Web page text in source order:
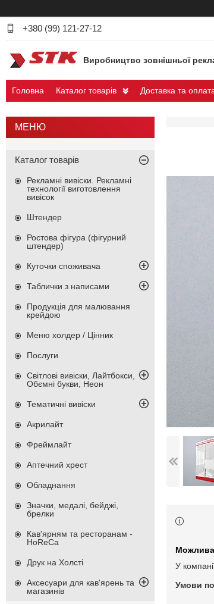
+380 (99) 121-27-12
Виробництво зовнішньої
Головна Каталог товарів Доставка та
У
Каталог товарів
Рекламні вивіски. Рекламні
технології виготовлення
вивісок
Штендер
Ростова фігура (фігурний
штендер)
Куточки споживача
Таблички з написами
Продукція для малювання
крейдою
Меню холдер / Цінник
Послуги
Світлові вивіски, Лайтбокси,
Обємні букви, Неон
Тематичні вивіски
Акрилайт
Фреймлайт
Аптечний хрест
Обладнання
Значки, медалі, бейджі,
брелки
Кав'ярням та ресторанам -
HoReCa
Друк на Холсті
Аксесуари для кав'ярень та
магазинів